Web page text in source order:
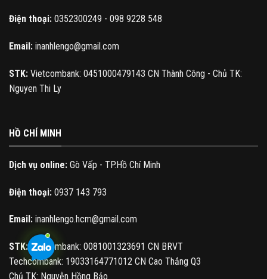
Điện thoại: 0352300249 - 098 9228 548
Email: inanhlengo@gmail.com
STK: Vietcombank: 0451000479143 CN Thành Công - Chủ TK:
Nguyen Thi Ly
HỒ CHÍ MINH
Dịch vụ online: Gò Vấp - TP.Hồ Chí Minh
Điện thoại: 0937 143 793
Email: inanhlengo.hcm@gmail.com
STK:Vietcombank: 0081001323691 CN BRVT
Techcombank: 19033164771012 CN Cao Thắng Q3
Chủ TK: Nguyễn Hồng Bảo